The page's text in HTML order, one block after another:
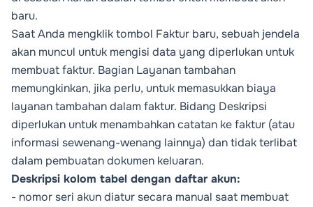
baru.
Saat Anda mengklik tombol Faktur baru, sebuah jendela
akan muncul untuk mengisi data yang diperlukan untuk
membuat faktur. Bagian Layanan tambahan
memungkinkan, jika perlu, untuk memasukkan biaya
layanan tambahan dalam faktur. Bidang Deskripsi
diperlukan untuk menambahkan catatan ke faktur (atau
informasi sewenang-wenang lainnya) dan tidak terlibat
dalam pembuatan dokumen keluaran.
Deskripsi kolom tabel dengan daftar akun:
- nomor seri akun diatur secara manual saat membuat